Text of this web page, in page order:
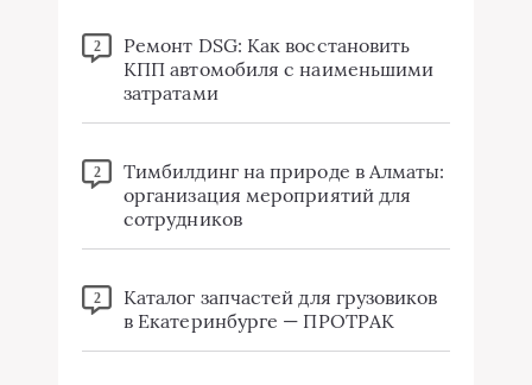
2
Ремонт DSG: Как восстановить
КПП автомобиля с наименьшими
затратами
2
Тимбилдинг на природе в Алматы:
организация мероприятий для
сотрудников
2
Каталог запчастей для грузовиков
в Екатеринбурге — ПРОТРАК